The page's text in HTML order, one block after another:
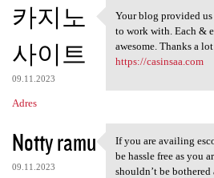
카지노
사이트
09.11.2023
Adres
Your blog
Your blog provided
to work with. Each &
awesome. Thanks a
https://casinsaa.com
Notty ramu
09.11.2023
If you are
If you are availing
be hassle free as you
shouldn’t be